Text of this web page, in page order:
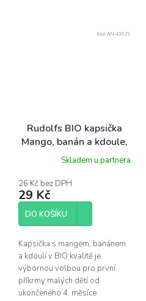
Rudolfs BIO kapsička
Mango, banán a kdoule,
110 g
Skladem u partnera
26 Kč bez DPH
29 Kč
DO KOŠÍKU
Kapsička s mangem, banánem
a kdoulí v BIO kvalitě je
výbornou volbou pro první
příkrmy malých dětí od
ukončeného 4. měsíce.
Kód: AN-43029